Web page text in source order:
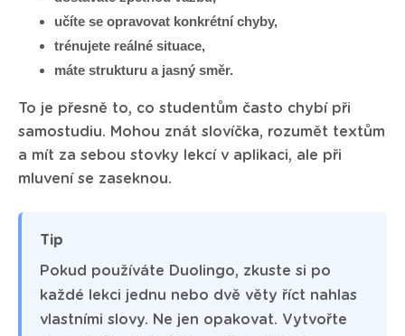
učíte se opravovat konkrétní chyby,
trénujete reálné situace,
máte strukturu a jasný směr.
To je přesně to, co studentům často chybí při
samostudiu. Mohou znát slovíčka, rozumět textům
a mít za sebou stovky lekcí v aplikaci, ale při
mluvení se zaseknou.
Tip
Pokud používáte Duolingo, zkuste si po
každé lekci jednu nebo dvě věty říct nahlas
vlastními slovy. Ne jen opakovat. Vytvořte